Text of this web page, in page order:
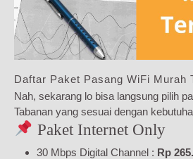
Daftar Paket Pasang WiFi Murah
Nah, sekarang lo bisa langsung pilih
Tabanan yang sesuai dengan
Paket Internet Only
30 Mbps Digital Channel : Rp